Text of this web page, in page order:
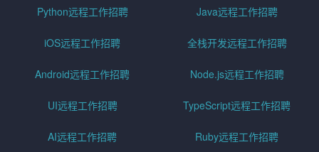
Python远程工作招聘 Java远程工作招聘
iOS远程工作招聘 全栈开发远程工作招聘
Android远程工作招聘 Node.js远程工作招聘
UI远程工作招聘 TypeScript远程工作招聘
AI远程工作招聘 Ruby远程工作招聘